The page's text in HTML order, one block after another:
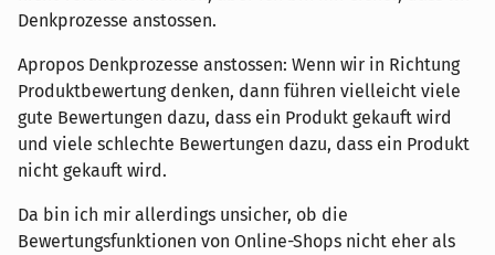
Denkprozesse anstossen.
Apropos Denkprozesse anstossen: Wenn wir in Richtung
Produktbewertung denken, dann führen vielleicht viele
gute Bewertungen dazu, dass ein Produkt gekauft wird
und viele schlechte Bewertungen dazu, dass ein Produkt
nicht gekauft wird.
Da bin ich mir allerdings unsicher, ob die
Bewertungsfunktionen von Online-Shops nicht eher als